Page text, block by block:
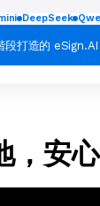
DeepSeek
段打造的 eSign.AI
，安